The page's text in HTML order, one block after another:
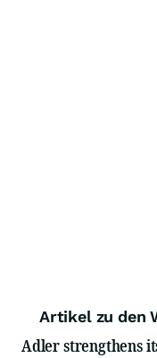
Artikel zu den
Adler strengthens